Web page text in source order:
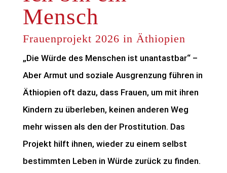
Mensch
Frauenprojekt 2026 in Äthiopien
„Die Würde des Menschen ist unantastbar“ –
Aber Armut und soziale Ausgrenzung führen in
Äthiopien oft dazu, dass Frauen, um mit ihren
Kindern zu überleben, keinen anderen Weg
mehr wissen als den der Prostitution. Das
Projekt hilft ihnen, wieder zu einem selbst
bestimmten Leben in Würde zurück zu finden.